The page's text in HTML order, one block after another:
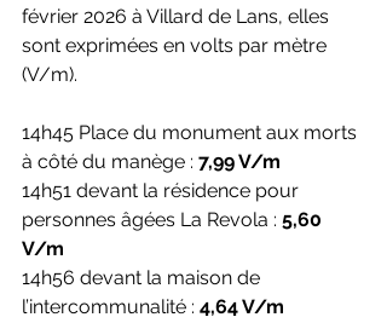
février 2026 à Villard de Lans, elles
sont exprimées en volts par mètre
(V/m).
14h45 Place du monument aux morts
à côté du manège : 7,99 V/m
14h51 devant la résidence pour
personnes âgées La Revola : 5,60
V/m
14h56 devant la maison de
l’intercommunalité : 4,64 V/m